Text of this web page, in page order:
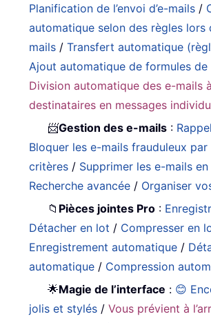
Planification de l’envoi d’e-mails /
automatique selon des règles lors
mails /Transfert automatique
Ajout automatique de formules de
Division automatique des e-mails
destinataires en messages
📨Gestion des e-mails :
Bloquer les e-mails frauduleux
critères / Supprimer les e-mails
Recherche avancée / Organiser
📁 Pièces jointes Pro :
Détacher en lot / Compresser en
Enregistrement automatique /
automatique / Compression
🌟Magie de l’interface : 😊
jolis et stylés /Vous prévient à